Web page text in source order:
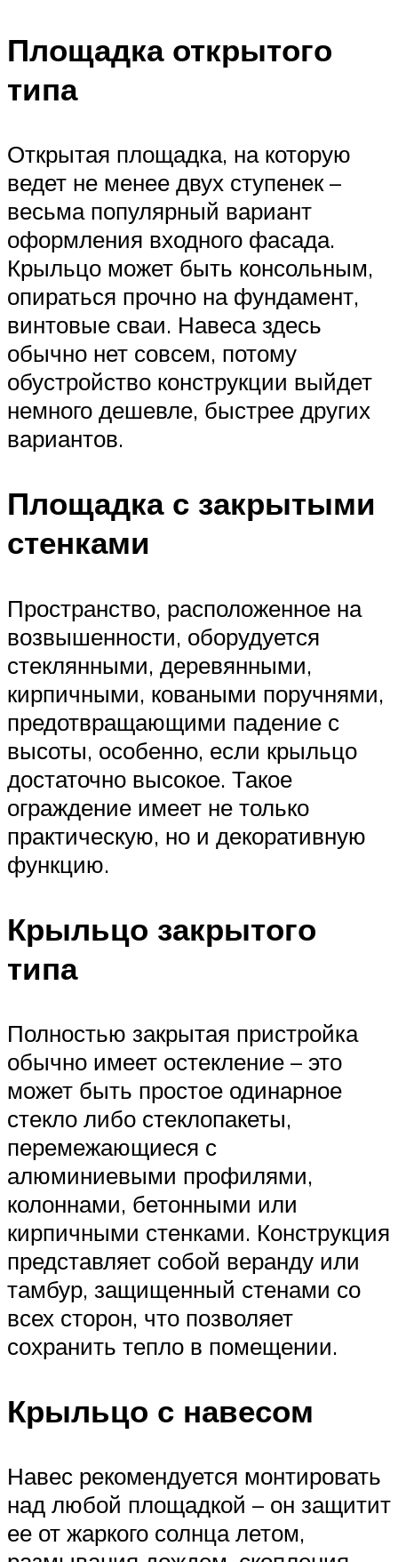
Площадка открытого
типа
Открытая площадка, на которую
ведет не менее двух ступенек –
весьма популярный вариант
оформления входного фасада.
Крыльцо может быть консольным,
опираться прочно на фундамент,
винтовые сваи. Навеса здесь
обычно нет совсем, потому
обустройство конструкции выйдет
немного дешевле, быстрее других
вариантов.
Площадка с закрытыми
стенками
Пространство, расположенное на
возвышенности, оборудуется
стеклянными, деревянными,
кирпичными, коваными поручнями,
предотвращающими падение с
высоты, особенно, если крыльцо
достаточно высокое. Такое
ограждение имеет не только
практическую, но и декоративную
функцию.
Крыльцо закрытого
типа
Полностью закрытая пристройка
обычно имеет остекление – это
может быть простое одинарное
стекло либо стеклопакеты,
перемежающиеся с
алюминиевыми профилями,
колоннами, бетонными или
кирпичными стенками. Конструкция
представляет собой веранду или
тамбур, защищенный стенами со
всех сторон, что позволяет
сохранить тепло в помещении.
Крыльцо с навесом
Навес рекомендуется монтировать
над любой площадкой – он защитит
ее от жаркого солнца летом,